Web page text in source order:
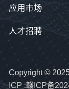
应用市场
人才招聘
Copyright ©
ICP :赣ICP备